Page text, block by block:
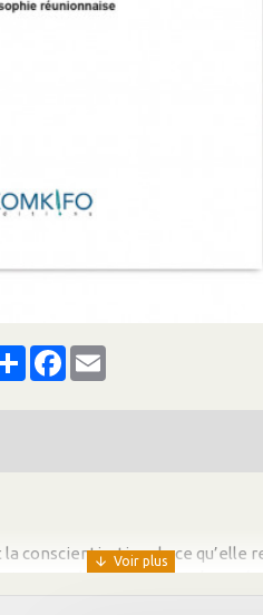
ShareFacebook
Email
conscientisation de ce qu’elle
et Paul Mazaka avant de co-